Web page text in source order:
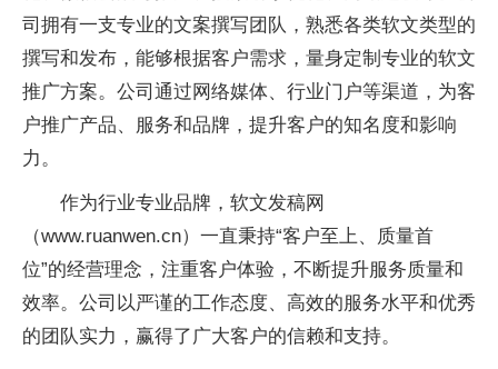
司拥有一支专业的文案撰写团队，熟悉各类软文类型的
撰写和发布，能够根据客户需求，量身定制专业的软文
推广方案。公司通过网络媒体、行业门户等渠道，为客
户推广产品、服务和品牌，提升客户的知名度和影响
力。
作为行业专业品牌，软文发稿网
（www.ruanwen.cn）一直秉持“客户至上、质量首
位”的经营理念，注重客户体验，不断提升服务质量和
效率。公司以严谨的工作态度、高效的服务水平和优秀
的团队实力，赢得了广大客户的信赖和支持。